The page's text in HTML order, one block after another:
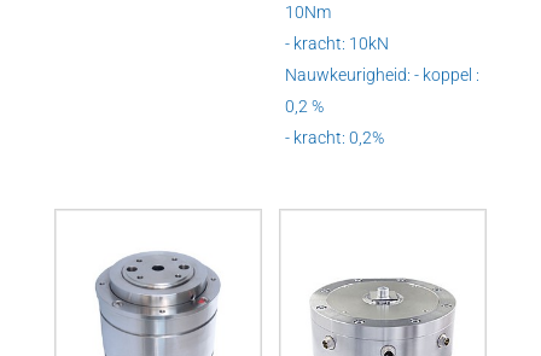
10Nm
- kracht: 10kN
Nauwkeurigheid: - koppel :
0,2 %
- kracht: 0,2%